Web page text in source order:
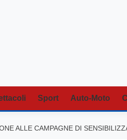
Sport Auto-Moto
ALLE CAMPAGNE DI